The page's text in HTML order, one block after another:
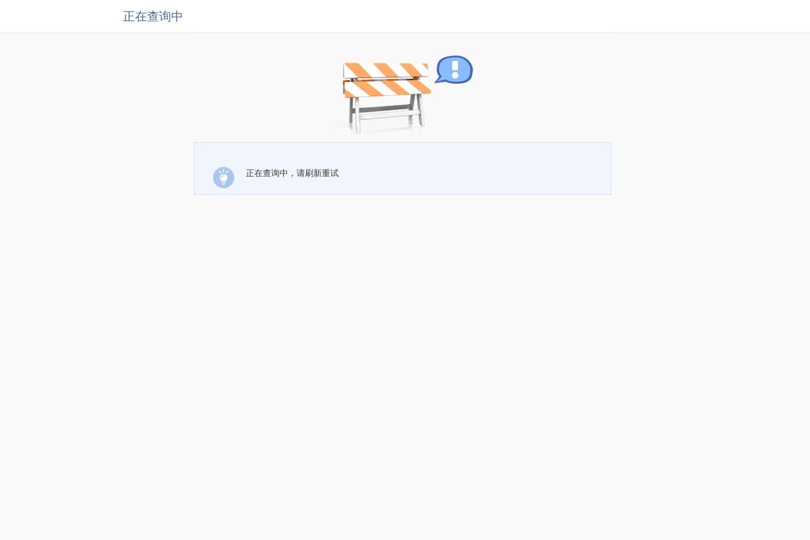
正在查询中
正在查询中，请刷新重试